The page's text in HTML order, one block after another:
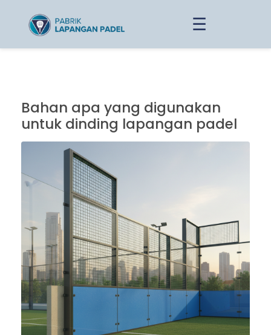
☰
Bahan apa yang digunakan
untuk dinding lapangan padel